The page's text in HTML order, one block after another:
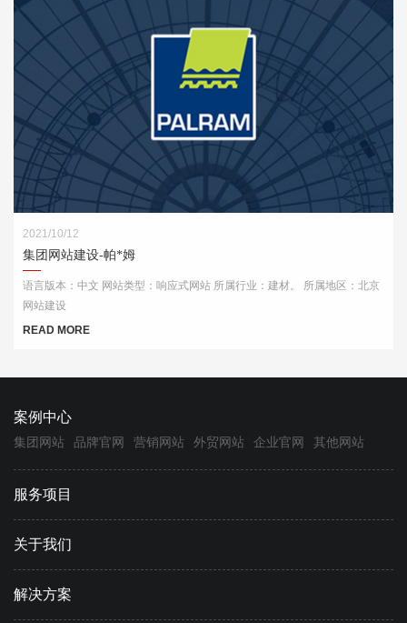
2021/10/12
集团网站建设-帕*姆
语言版本：中文 网站类型：响应式网站 所属行业：建材。 所属地区：北京
网站建设
READ MORE
案例中心
集团网站 品牌官网 营销网站 外贸网站 企业官网 其他网站
服务项目
关于我们
解决方案